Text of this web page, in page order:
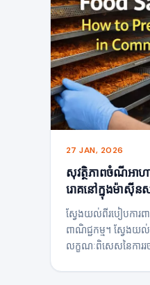
27 JAN, 2026
សុវត្ថិភាពចំណីអាហារ
រោគនៅក្នុងម៉ាស៊ីនស
ស្វែងយល់ពីរបៀបការពា
ពាណិជ្ជកម្ម។ ស្វែង
លក្ខណៈពិសេសនៃការ